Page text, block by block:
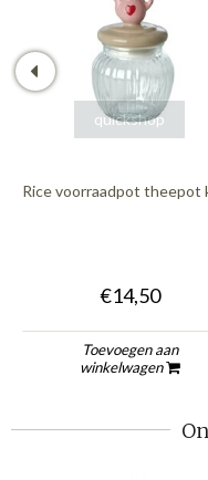
quickshop
Rice voorraadpot theepot
€14,50
Toevoegen aan
winkelwagen